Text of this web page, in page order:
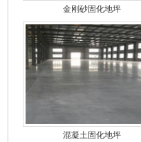
金刚砂固化地坪
混凝土固化地坪